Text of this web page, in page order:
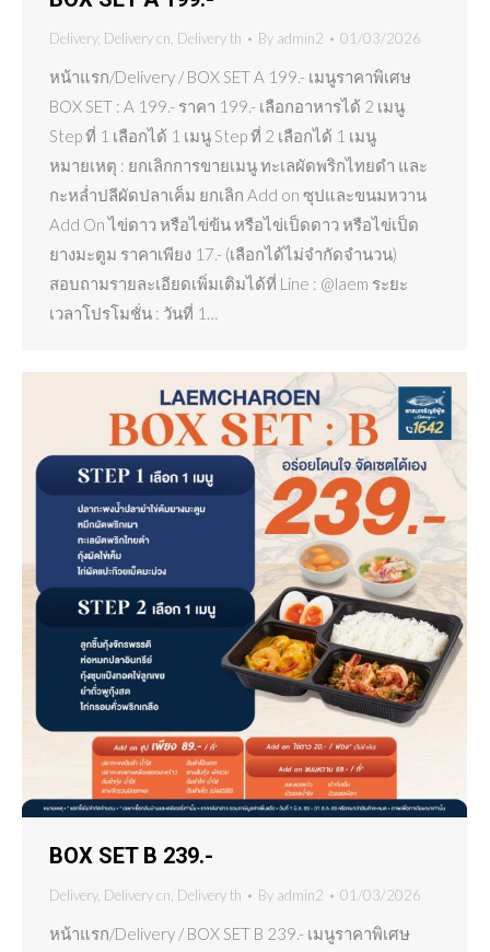
Delivery, Delivery cn Delivery th By admin2 01/03/2026
หน้าแรก/Delivery / BOX SET A 199.- เมนูราคาพิเศษ
BOX SET : A 199.- ราคา 199.- เลือกอาหารได้ 2 เมนู
Step ที่ 1 เลือกได้ 1 เมนู Step ที่ 2 เลือกได้ 1 เมนู
หมายเหตุ : ยกเลิกการขายเมนู ทะเลผัดพริกไทยดำ และ
กะหล่ำปลีผัดปลาเค็ม ยกเลิก Add on ซุปและขนมหวาน
Add On ไข่ดาว หรือไข่ข้น หรือไข่เป็ดดาว หรือไข่เป็ด
ยางมะตูม ราคาเพียง 17.- (เลือกได้ไม่จำกัดจำนวน)
สอบถามรายละเอียดเพิ่มเติมได้ที่ Line : @laem ระยะ
เวลาโปรโมชั่น : วันที่ 1…
BOX SET B 239.-
Delivery, Delivery cn Delivery th By admin2 01/03/2026
หน้าแรก/Delivery / BOX SET B 239.- เมนูราคาพิเศษ